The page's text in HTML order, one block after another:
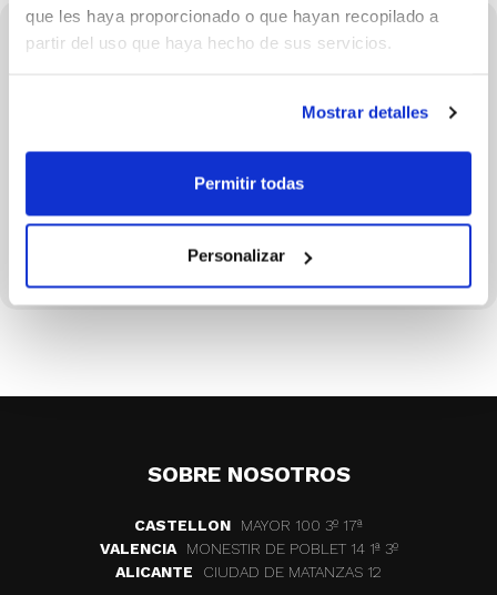
que les haya proporcionado o que hayan recopilado a
partir del uso que haya hecho de sus servicios.
Mostrar detalles
Permitir todas
Personalizar
Conferenciantes de este evento
David Gómez
SOBRE NOSOTROS
CASTELLON
MAYOR 100 3º 17ª
VALENCIA
MONESTIR DE POBLET 14 1ª 3º
ALICANTE
CIUDAD DE MATANZAS 12